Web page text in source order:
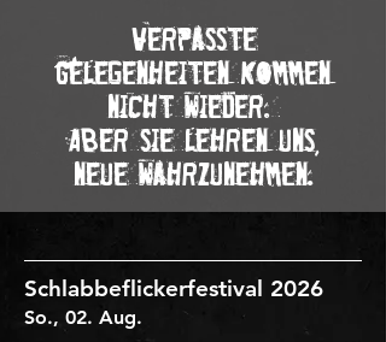
Verpasste
Gelegenheiten kommen
nicht wieder.
Aber sie lehren uns,
neue wahrzunehmen.
Schlabbeflickerfestival 2026
So., 02. Aug.